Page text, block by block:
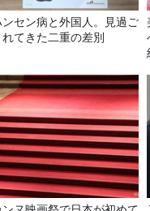
ンセン病と外国人。見過ご
れてきた二重の差別